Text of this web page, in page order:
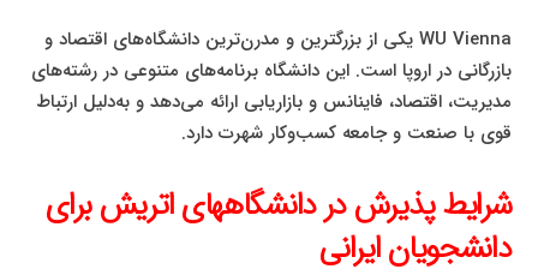
WU Vienna یکی از بزرگترین و مدرن‌ترین دانشگاه‌های اقتصاد و
بازرگانی در اروپا است. این دانشگاه برنامه‌های متنوعی در رشته‌های
مدیریت، اقتصاد، فاینانس و بازاریابی ارائه می‌دهد و به‌دلیل ارتباط
قوی با صنعت و جامعه کسب‌وکار شهرت دارد.
شرایط پذیرش در دانشگاههای اتریش برای
دانشجویان ایرانی